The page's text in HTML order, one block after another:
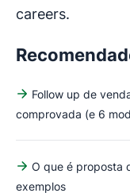
careers.
Follow up de
comprovada (e 6
O que é proposta
exemplos